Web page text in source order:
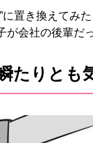
に置き換えてみ
が会社の後輩だ
たりとも